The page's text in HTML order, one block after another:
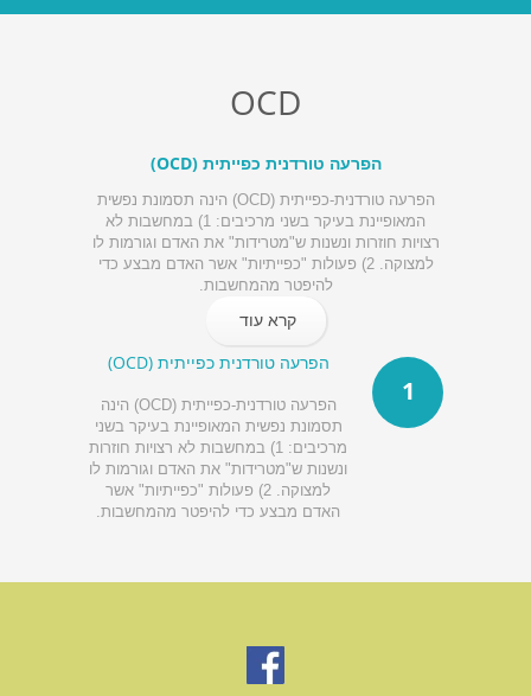
OCD
הפרעה טורדנית כפייתית (OCD)
הפרעה טורדנית-כפייתית (OCD) הינה תסמונת נפשית
המאופיינת בעיקר בשני מרכיבים: 1) במחשבות לא
רצויות חוזרות ונשנות ש"מטרידות" את האדם וגורמות לו
למצוקה. 2) פעולות "כפייתיות" אשר האדם מבצע כדי
להיפטר מהמחשבות.
קרא עוד
1
הפרעה טורדנית כפייתית (OCD)
הפרעה טורדנית-כפייתית (OCD) הינה
תסמונת נפשית המאופיינת בעיקר בשני
מרכיבים: 1) במחשבות לא רצויות חוזרות
ונשנות ש"מטרידות" את האדם וגורמות לו
למצוקה. 2) פעולות "כפייתיות" אשר
האדם מבצע כדי להיפטר מהמחשבות.